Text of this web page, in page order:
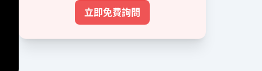
立即免費詢問